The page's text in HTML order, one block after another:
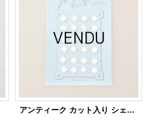
アンティーク カット入り シェルボタン 立体的なダイヤ型 スタッズ型 6mm 24ピース パールホワイト